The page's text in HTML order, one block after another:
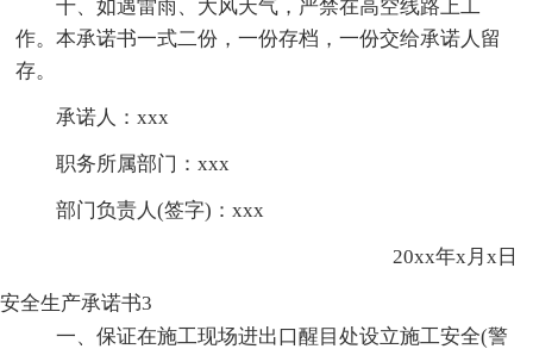
十、如遇雷雨、大风天气，严禁在高空线路上工
作。本承诺书一式二份，一份存档，一份交给承诺人留
存。
承诺人：xxx
职务所属部门：xxx
部门负责人(签字)：xxx
20xx年x月x日
安全生产承诺书3
一、保证在施工现场进出口醒目处设立施工安全(警